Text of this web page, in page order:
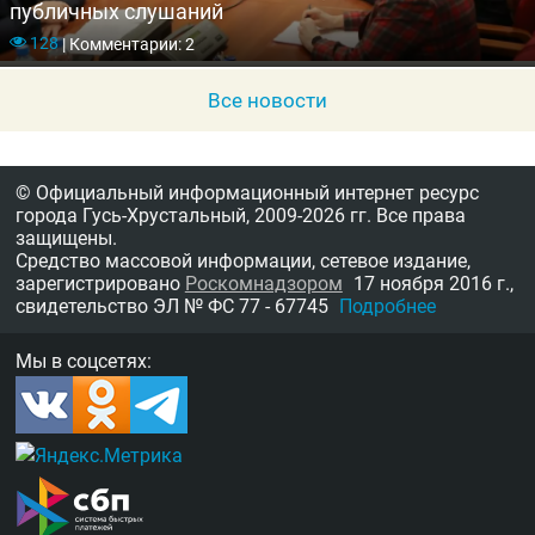
публичных слушаний
128|Комментарии: 2
Все новости
© Официальный информационный интернет ресурс
города Гусь-Хрустальный, 2009-2026 гг. Все права
защищены.
Средство массовой информации, сетевое издание,
зарегистрировано Роскомнадзором 17 ноября 2016 г.,
свидетельство ЭЛ № ФС 77 - 67745 Подробнее
Мы в соцсетях: